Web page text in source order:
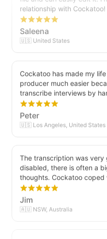
relationship with Cockatoo!
Saleena
🇺🇸 United States
Cockatoo has made my
producer much easier
transcribe interviews by
Peter
🇺🇸 Los Angeles, United States
The transcription was very
disabled, there is often a
thoughts. Cockatoo coped
Jim
🇦🇺 NSW, Australia